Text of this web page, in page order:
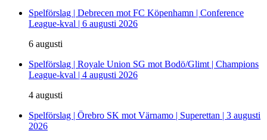
Spelförslag | Debrecen mot FC Köpenhamn | Conference
League-kval | 6 augusti 2026
6 augusti
Spelförslag | Royale Union SG mot Bodö/Glimt | Champions
League-kval | 4 augusti 2026
4 augusti
Spelförslag | Örebro SK mot Värnamo | Superettan | 3 augusti
2026